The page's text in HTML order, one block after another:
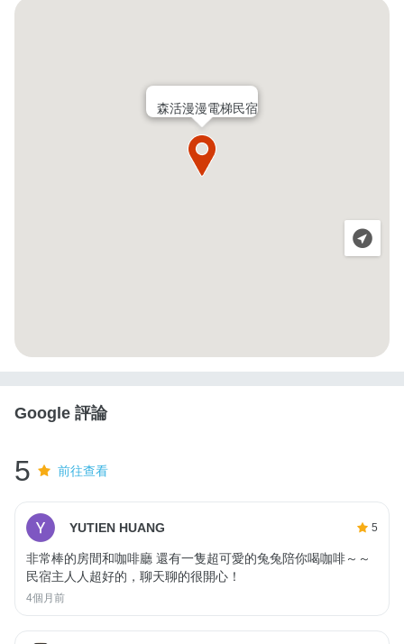
森活漫漫電梯民宿
Google 評論
5 前往查看
YUTIEN HUANG 5
非常棒的房間和咖啡廳 還有一隻超可愛的兔兔陪你喝咖啡～～
民宿主人人超好的，聊天聊的很開心！
4個月前